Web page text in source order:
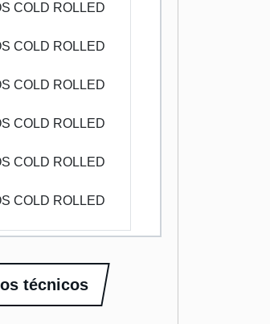
COLD ROLLED
COLD ROLLED
COLD ROLLED
COLD ROLLED
COLD ROLLED
COLD ROLLED
técnicos